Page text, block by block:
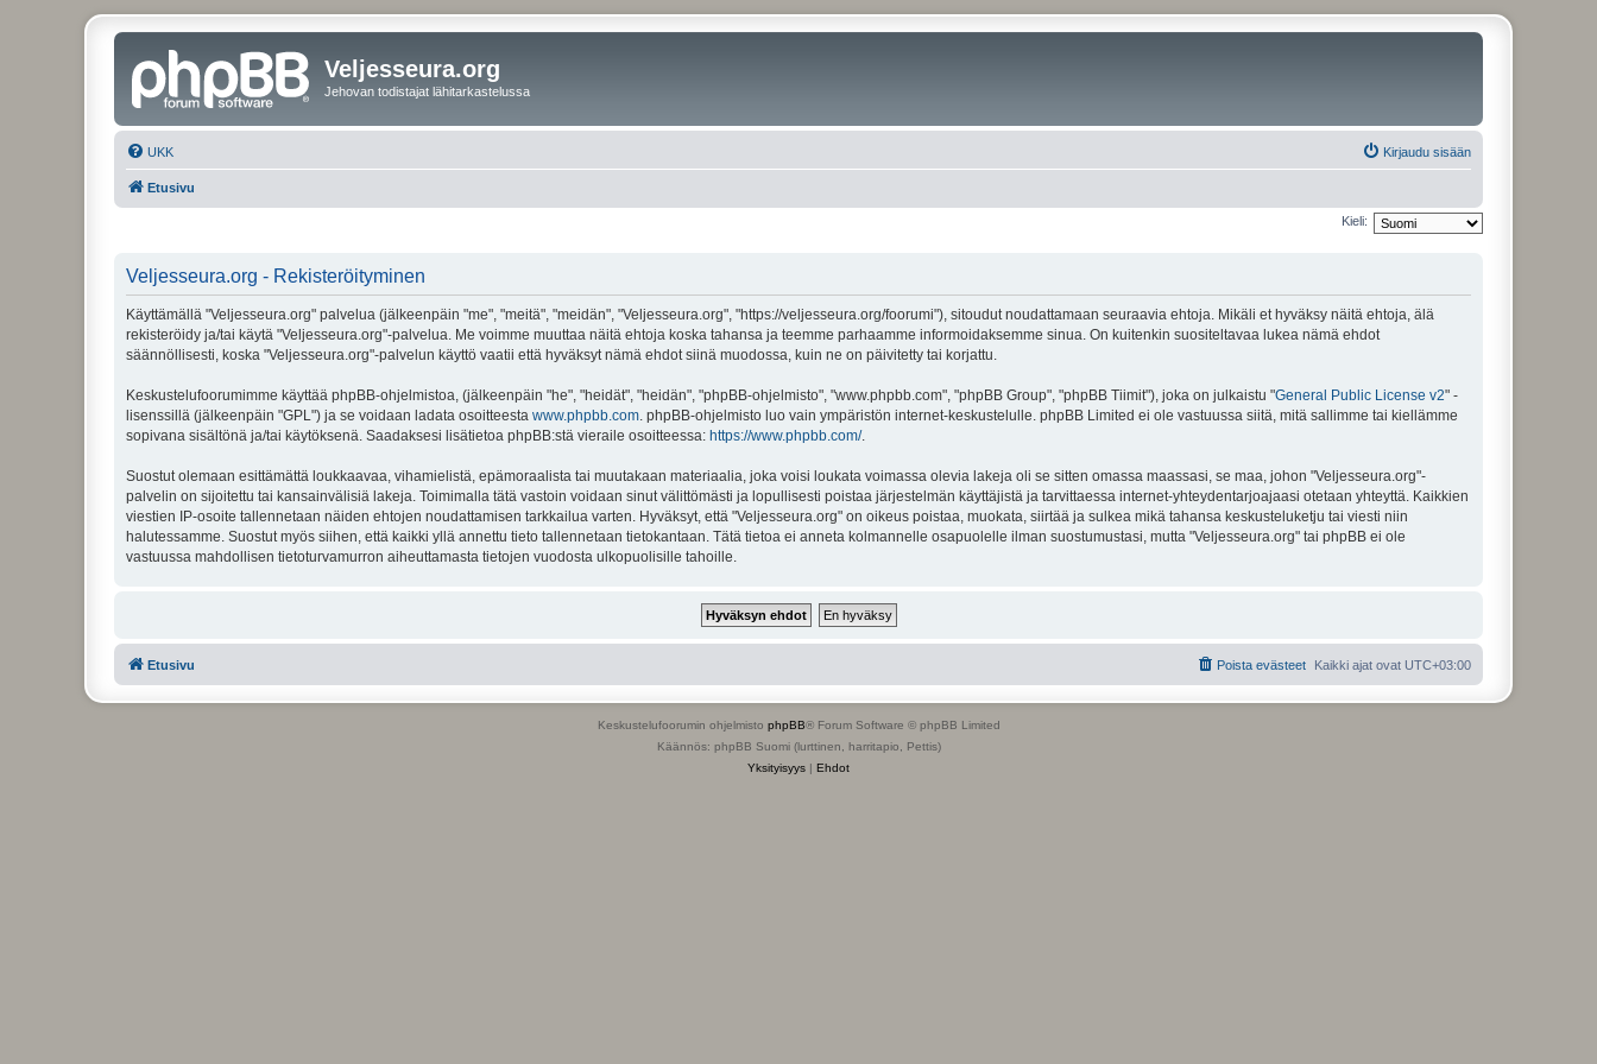
Veljesseura.org
Jehovan todistajat lähitarkastelussa
UKK Kirjaudu sisään
Etusivu
Kieli:
Veljesseura.org - Rekisteröityminen
Käyttämällä "Veljesseura.org" palvelua (jälkeenpäin "me", "meitä", "meidän", "Veljesseura.org", "https://veljesseura.org/foorumi"), sitoudut noudattamaan seuraavia ehtoja. Mikäli et hyväksy näitä ehtoja, älä
rekisteröidy ja/tai käytä "Veljesseura.org"-palvelua. Me voimme muuttaa näitä ehtoja koska tahansa ja teemme parhaamme informoidaksemme sinua. On kuitenkin suositeltavaa lukea nämä ehdot
säännöllisesti, koska "Veljesseura.org"-palvelun käyttö vaatii että hyväksyt nämä ehdot siinä muodossa, kuin ne on päivitetty tai korjattu.
Keskustelufoorumimme käyttää phpBB-ohjelmistoa, (jälkeenpäin "he", "heidät", "heidän", "phpBB-ohjelmisto", "www.phpbb.com", "phpBB Group", "phpBB Tiimit"), joka on julkaistu "General Public License v2" -
lisenssillä (jälkeenpäin "GPL") ja se voidaan ladata osoitteesta www.phpbb.com. phpBB-ohjelmisto luo vain ympäristön internet-keskustelulle. phpBB Limited ei ole vastuussa siitä, mitä sallimme tai kiellämme
sopivana sisältönä ja/tai käytöksenä. Saadaksesi lisätietoa phpBB:stä vieraile osoitteessa: https://www.phpbb.com/.
Suostut olemaan esittämättä loukkaavaa, vihamielistä, epämoraalista tai muutakaan materiaalia, joka voisi loukata voimassa olevia lakeja oli se sitten omassa maassasi, se maa, johon "Veljesseura.org"-
palvelin on sijoitettu tai kansainvälisiä lakeja. Toimimalla tätä vastoin voidaan sinut välittömästi ja lopullisesti poistaa järjestelmän käyttäjistä ja tarvittaessa internet-yhteydentarjoajaasi otetaan yhteyttä. Kaikkien
viestien IP-osoite tallennetaan näiden ehtojen noudattamisen tarkkailua varten. Hyväksyt, että "Veljesseura.org" on oikeus poistaa, muokata, siirtää ja sulkea mikä tahansa keskusteluketju tai viesti niin
halutessamme. Suostut myös siihen, että kaikki yllä annettu tieto tallennetaan tietokantaan. Tätä tietoa ei anneta kolmannelle osapuolelle ilman suostumustasi, mutta "Veljesseura.org" tai phpBB ei ole
vastuussa mahdollisen tietoturvamurron aiheuttamasta tietojen vuodosta ulkopuolisille tahoille.
Etusivu Kaikki ajat ovat UTC+03:00
Poista evästeet
Keskustelufoorumin ohjelmisto phpBB® Forum Software © phpBB Limited
Käännös: phpBB Suomi (lurttinen, harritapio, Pettis)
Yksityisyys | Ehdot